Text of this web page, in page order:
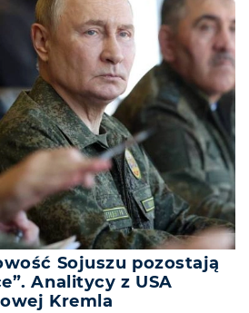
Sojuszu pozostają
Analitycy z USA
Kremla